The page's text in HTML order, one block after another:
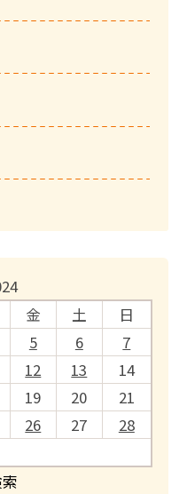
金 土
日
5 6
7
12 13
14
19 20
21
26 27
28